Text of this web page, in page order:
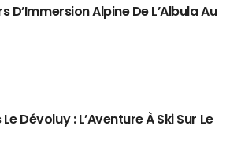
D’Immersion Alpine De L’Albula Au
Dévoluy : L’Aventure À Ski Sur Le